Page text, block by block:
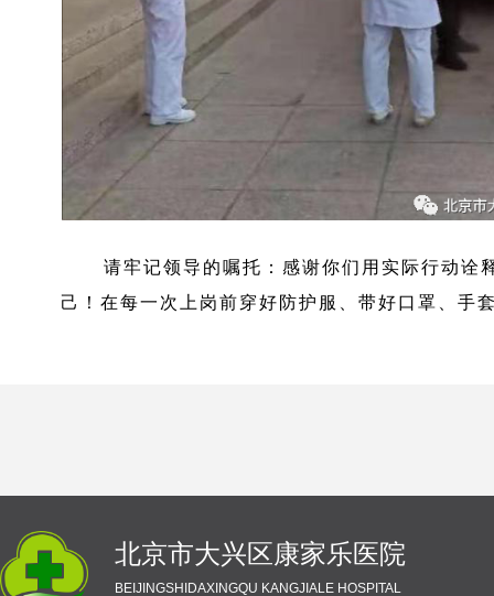
请牢记领导的嘱托：感谢你们用实际行动诠
己！在每一次上岗前穿好防护服、带好口罩、手
北京市大兴区康家乐医院
BEIJINGSHIDAXINGQU KANGJIALE HOSPITAL